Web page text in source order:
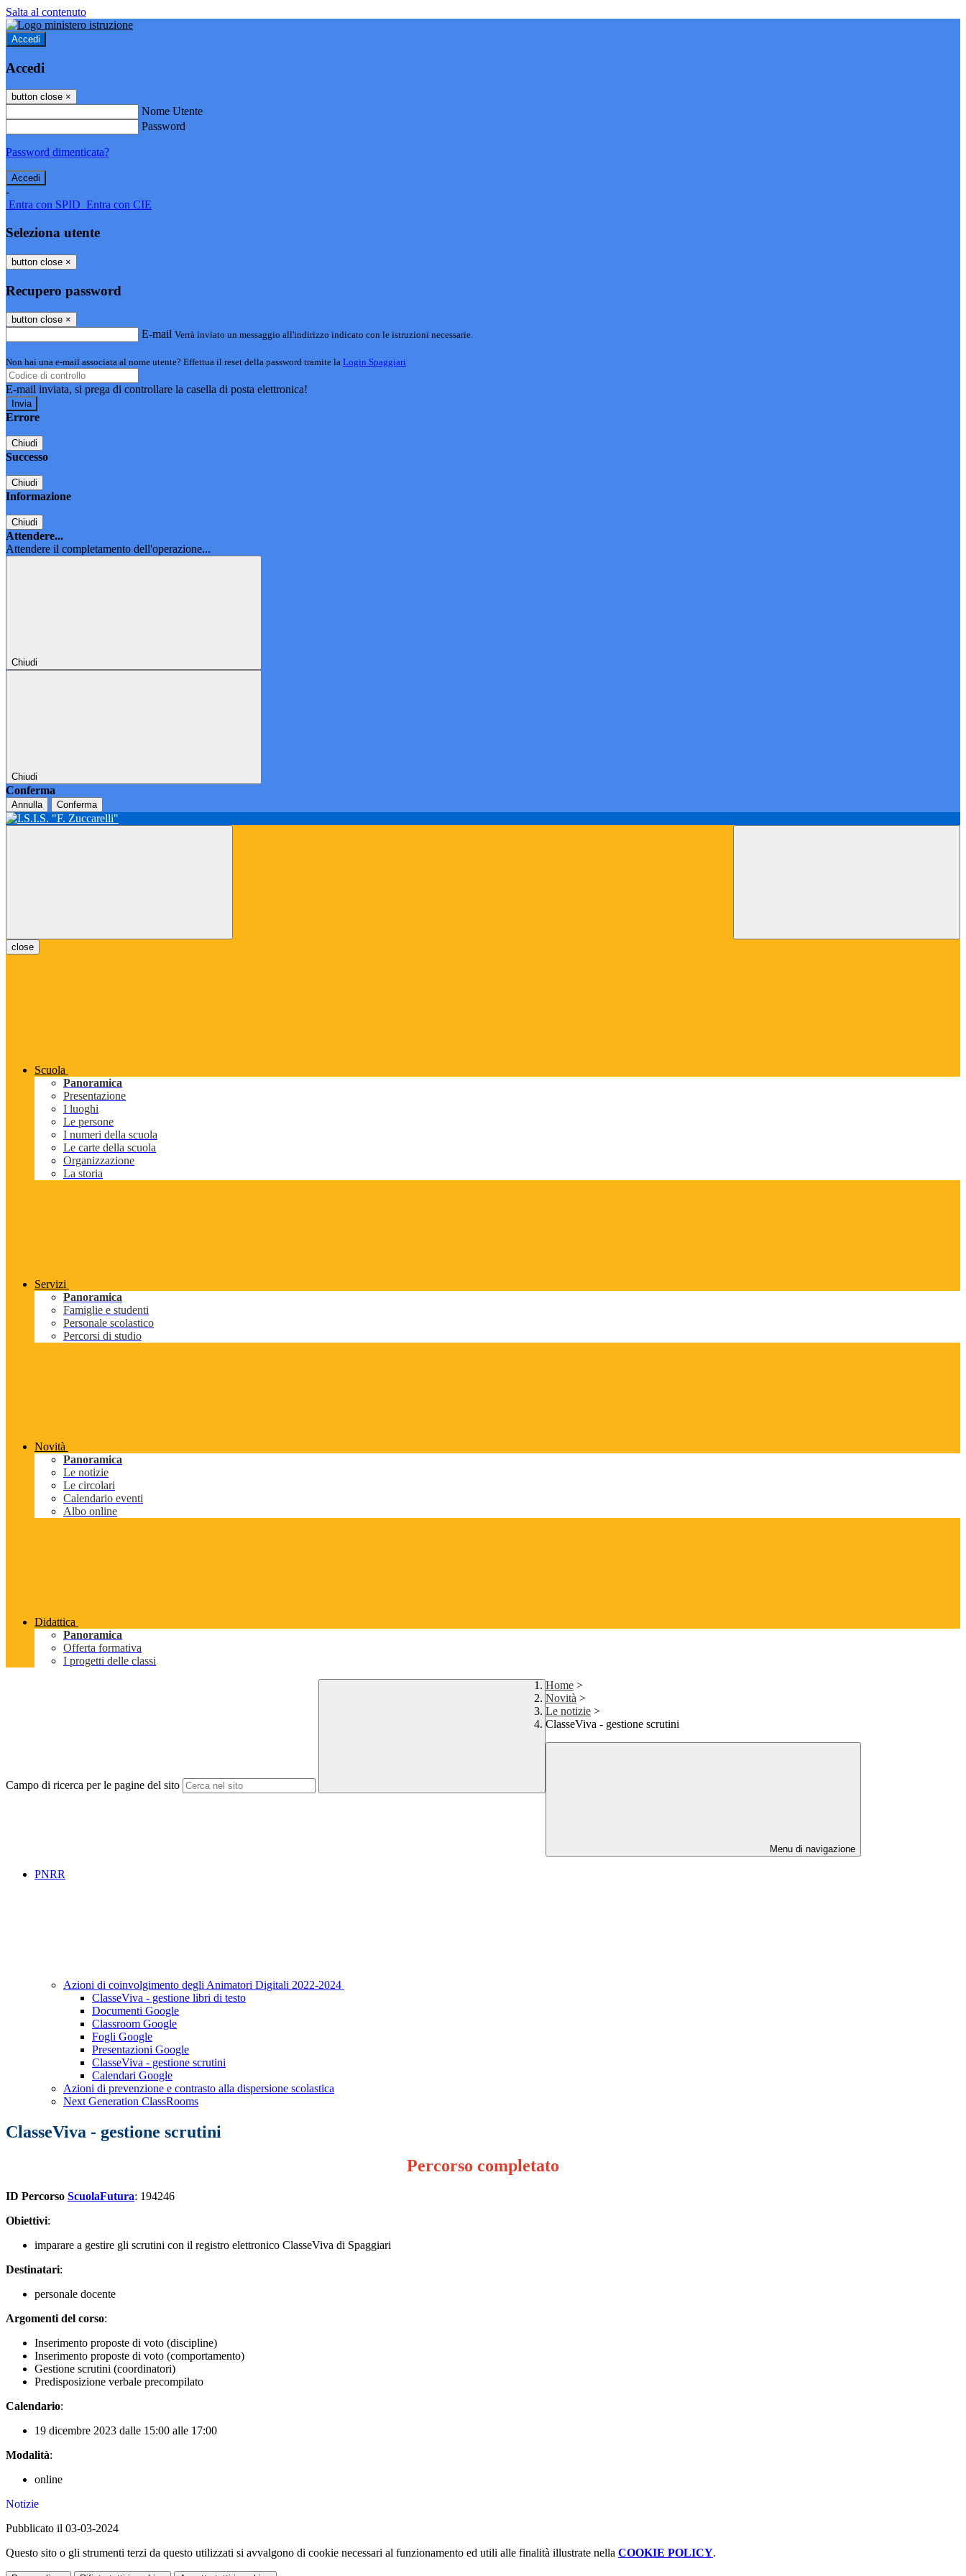
Salta al contenuto
Accedi
Accedi
button close ×
Nome Utente
Password
Password dimenticata?
-
Entra con SPID Entra con CIE
Seleziona utente
button close ×
Recupero password
button close ×
E-mail Verrà inviato un messaggio all'indirizzo indicato con le istruzioni necessarie.
Non hai una e-mail associata al nome utente? Effettua il reset della password tramite la Login Spaggiari
E-mail inviata, si prega di controllare la casella di posta elettronica!
Errore
Chiudi
Successo
Chiudi
Informazione
Chiudi
Attendere...
Attendere il completamento dell'operazione...
Chiudi
Chiudi
Conferma
Annulla Conferma
close
Scuola
Panoramica
Presentazione
I luoghi
Le persone
I numeri della scuola
Le carte della scuola
Organizzazione
La storia
Servizi
Panoramica
Famiglie e studenti
Personale scolastico
Percorsi di studio
Novità
Panoramica
Le notizie
Le circolari
Calendario eventi
Albo online
Didattica
Panoramica
Offerta formativa
I progetti delle classi
Campo di ricerca per le pagine del sito
Home >
Novità >
Le notizie >
ClasseViva - gestione scrutini
Menu di navigazione
PNRR
Azioni di coinvolgimento degli Animatori Digitali 2022-2024
ClasseViva - gestione libri di testo
Documenti Google
Classroom Google
Fogli Google
Presentazioni Google
ClasseViva - gestione scrutini
Calendari Google
Azioni di prevenzione e contrasto alla dispersione scolastica
Next Generation ClassRooms
ClasseViva - gestione scrutini
Percorso completato
ID Percorso ScuolaFutura: 194246
Obiettivi:
imparare a gestire gli scrutini con il registro elettronico ClasseViva di Spaggiari
Destinatari:
personale docente
Argomenti del corso:
Inserimento proposte di voto (discipline)
Inserimento proposte di voto (comportamento)
Gestione scrutini (coordinatori)
Predisposizione verbale precompilato
Calendario:
19 dicembre 2023 dalle 15:00 alle 17:00
Modalità:
online
Notizie
Pubblicato il 03-03-2024
Questo sito o gli strumenti terzi da questo utilizzati si avvalgono di cookie necessari al funzionamento ed utili alle finalità illustrate nella COOKIE POLICY.